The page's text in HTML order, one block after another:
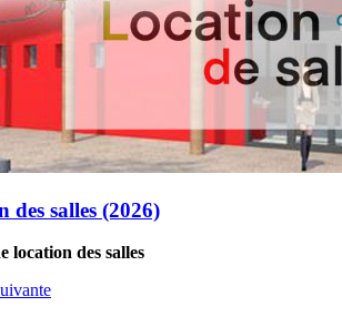
des salles (2026)
location des salles